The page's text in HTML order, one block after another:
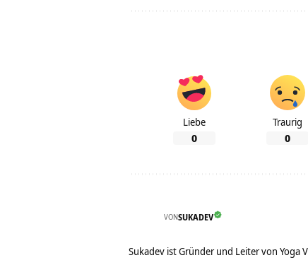
Liebe
0
Traurig
0
VONSUKADEV
Sukadev ist Gründer und Leiter von